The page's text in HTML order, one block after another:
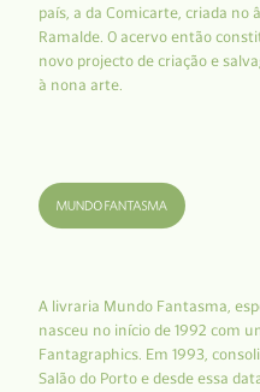
país, a da Comicarte, criada no
Ramalde. O acervo então
novo projecto de criação e
à nona arte.
A livraria Mundo Fantasma,
nasceu no início de 1992 com
Fantagraphics. Em 1993,
Salão do Porto e desde essa